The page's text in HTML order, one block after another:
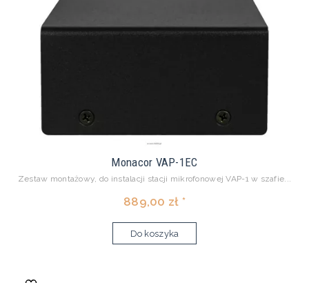
Monacor VAP-1EC
Zestaw montażowy, do instalacji stacji mikrofonowej VAP-1 w szafie...
889,00 zł *
Do koszyka